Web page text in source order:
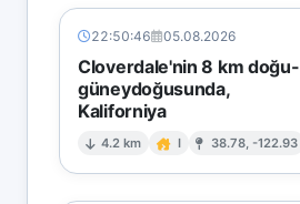
22:50:46 05.08.2026
Cloverdale'nin 8 km doğu-
güneydoğusunda,
Kaliforniya
4.2 km I 38.78, -122.93